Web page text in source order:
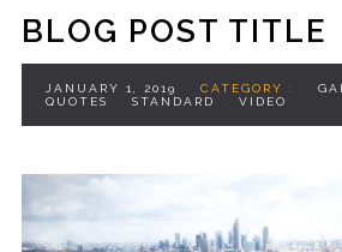
BLOG POST TITLE
JANUARY 1, 2019 CATEGORY :
QUOTES
STANDARD VIDEO